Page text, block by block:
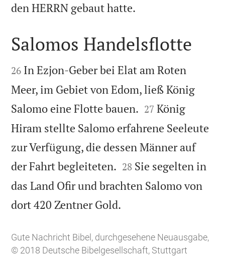
den HERRN gebaut hatte.

Salomos Handelsflotte

26 In Ezjon-Geber bei Elat am Roten
Meer, im Gebiet von Edom, ließ König
Salomo eine Flotte bauen. 

27 König
Hiram stellte Salomo erfahrene Seeleute
zur Verfügung, die dessen Männer auf
der Fahrt begleiteten. 

28 Sie segelten in
das Land Ofir und brachten Salomo von
dort 420 Zentner Gold.
Gute Nachricht Bibel, durchgesehene Neuausgabe,
© 2018 Deutsche Bibelgesellschaft, Stuttgart